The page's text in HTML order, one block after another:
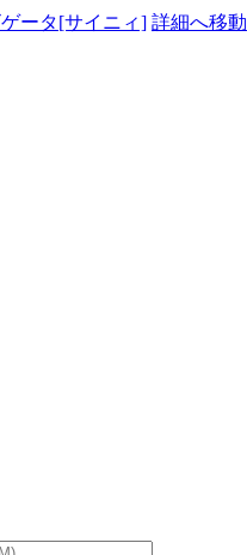
ータ[サイニィ] 詳細へ移動